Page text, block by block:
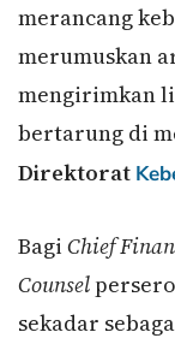
merancang
merumuskan
mengirimkan
bertarung di
Direktorat
Bagi Chief
Counsel
sekadar